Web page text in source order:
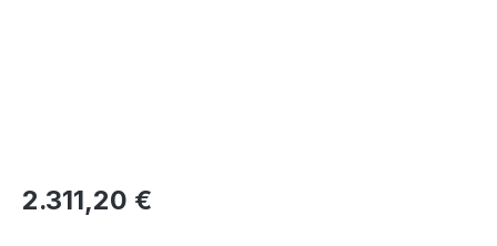
Regulärer Preis:
2.311,20 €